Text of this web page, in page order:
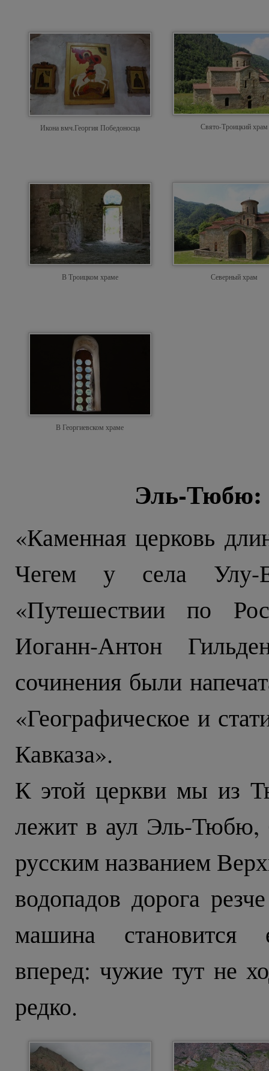
Икона вмч.Георгия Победоносца Свято-Троицкий храм
В Троицком храме Северный храм
В Георгиевском храме
Эль-Тюбю:
«Каменная церковь
Чегем у села
«Путешествии по
Иоганн-Антон
сочинения были
«Географическое и
Кавказа».
К этой церкви мы из
лежит в аул Эль-Тюбю,
русским названием
водопадов дорога
машина становится
вперед: чужие тут не
редко.